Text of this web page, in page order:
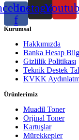
f
Instagram
Kurumsal
Hakkımızda
Banka Hesap
Gizlilik Politikası
Teknik Destek
KVKK
Ürünlerimiz
Muadil Toner
Orjinal Toner
Kartuşlar
Mürekkepler